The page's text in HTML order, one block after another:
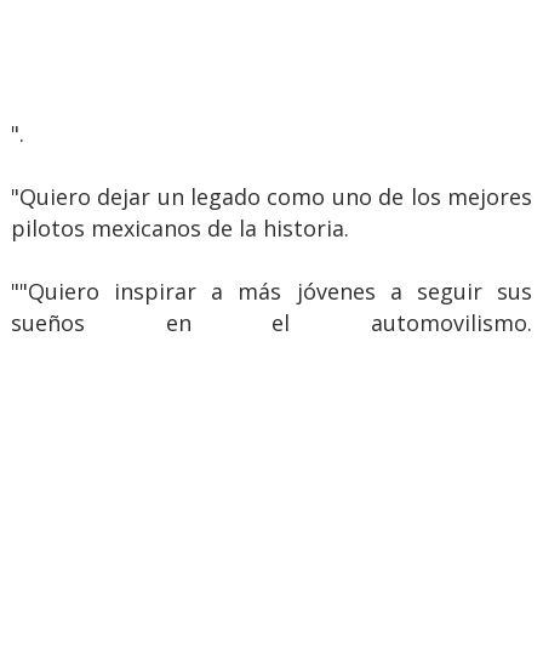
".
"Quiero dejar un legado como uno de los mejores
pilotos mexicanos de la historia.
""Quiero inspirar a más jóvenes a seguir sus
sueños en el automovilismo.